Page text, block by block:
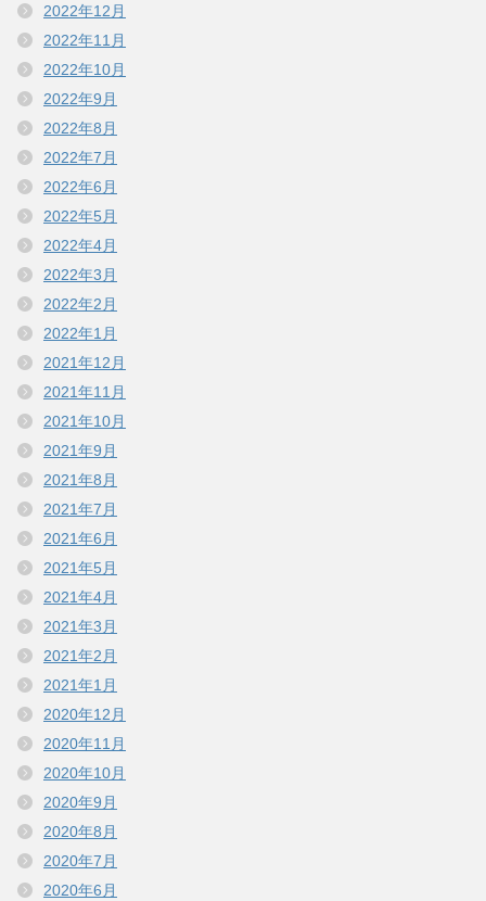
2022年12月
2022年11月
2022年10月
2022年9月
2022年8月
2022年7月
2022年6月
2022年5月
2022年4月
2022年3月
2022年2月
2022年1月
2021年12月
2021年11月
2021年10月
2021年9月
2021年8月
2021年7月
2021年6月
2021年5月
2021年4月
2021年3月
2021年2月
2021年1月
2020年12月
2020年11月
2020年10月
2020年9月
2020年8月
2020年7月
2020年6月